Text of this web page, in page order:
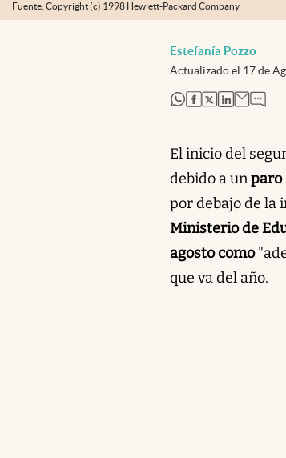
Fuente: Copyright (c) 1998 Hewlett-Packard Company
Estefanía Pozzo
Actualizado el 17 de
abre en nueva
abre en nueva
abre en
abre en
El inicio del
debido a unparo
por debajo de la
Ministerio de
agosto como
que va del año.